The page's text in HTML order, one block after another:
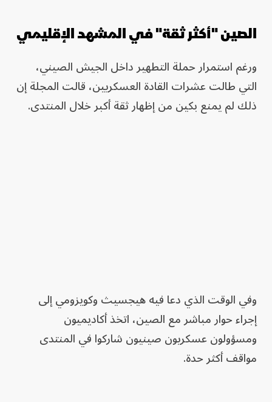
الصين "أكثر ثقة" في المشهد الإقليمي
ورغم استمرار حملة التطهير داخل الجيش الصيني،
التي طالت عشرات القادة العسكريين، قالت المجلة إن
ذلك لم يمنع بكين من إظهار ثقة أكبر خلال المنتدى.
وفي الوقت الذي دعا فيه هيجسيث وكويزومي إلى
إجراء حوار مباشر مع الصين، اتخذ أكاديميون
ومسؤولون عسكريون صينيون شاركوا في المنتدى
مواقف أكثر حدة.